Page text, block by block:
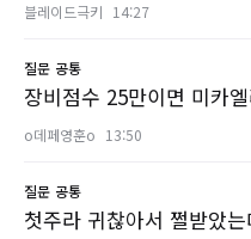
블레이드극키 14:27
질문 공통
장비점수 25만이면 미카
o데페영훈o 13:50
질문 공통
첫주라 귀찮아서 쩔받았는